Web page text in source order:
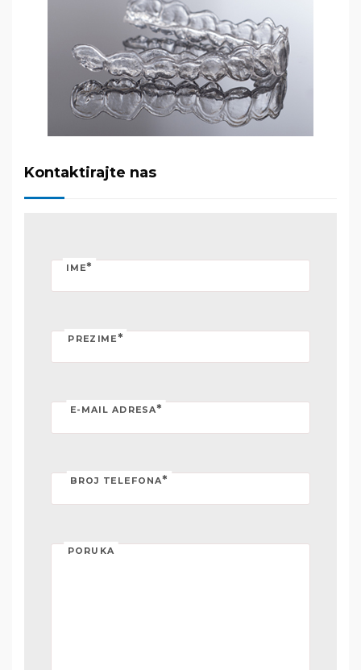
Kontaktirajte nas
IME*
PREZIME *
E-MAIL ADRESA*
BROJ TELEFONA*
PORUKA